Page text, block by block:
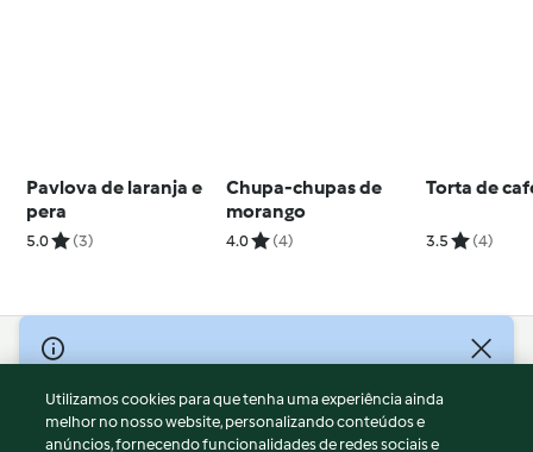
Pavlova de laranja e
pera
5.0 (3)
Chupa-chupas de
morango
4.0 (4)
Torta de
3.5 (4)
© Copyright 2026
Termos de Utilização
Aviso sobre Proteção de Dados
Utilizamos cookies para que tenha uma experiência ainda
melhor no nosso website, personalizando conteúdos e
anúncios, fornecendo funcionalidades de redes sociais e